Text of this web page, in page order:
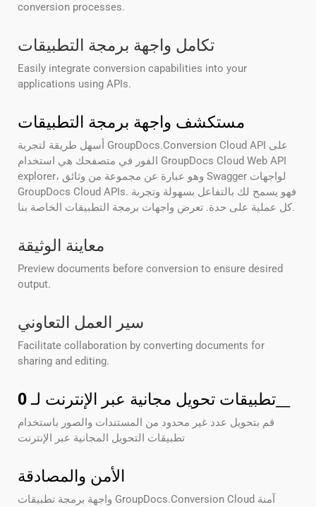
conversion processes.
تكامل واجهة برمجة التطبيقات
Easily integrate conversion capabilities into your
applications using APIs.
مستكشف واجهة برمجة التطبيقات
أسهل طريقة لتجربة GroupDocs.Conversion Cloud API على
الفور في متصفحك هي استخدام GroupDocs Cloud Web API
explorer، وهو عبارة عن مجموعة من وثائق Swagger لواجهات
GroupDocs Cloud APIs. فهو يسمح لك بالتفاعل بسهولة وتجربة
كل عملية على حدة. تعرض واجهات برمجة التطبيقات الخاصة بنا.
معاينة الوثيقة
Preview documents before conversion to ensure desired
output.
سير العمل التعاوني
Facilitate collaboration by converting documents for
sharing and editing.
تطبيقات تحويل مجانية عبر الإنترنت لـ0
قم بتحويل عدد غير محدود من المستندات والصور باستخدام
تطبيقات التحويل المجانية عبر الإنترنت
الأمن والمصادقة
واجهة برمجة تطبيقات GroupDocs.Conversion Cloud آمنة